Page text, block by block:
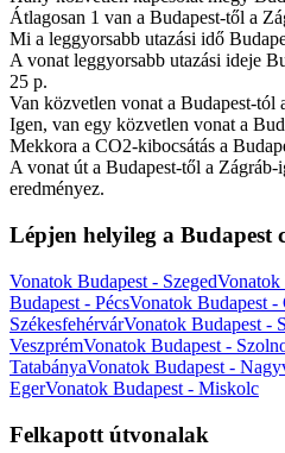
Átlagosan 1 van a Budapest-től a
Mi a leggyorsabb utazási idő
A vonat leggyorsabb utazási ideje
25 p.
Van közvetlen vonat a Budapest-tól
Igen, van egy közvetlen vonat a
Mekkora a CO2-kibocsátás a
A vonat út a Budapest-től a
eredményez.
Lépjen helyileg a Budapest
Vonatok Budapest - SzegedVonatok
Budapest - PécsVonatok Budapest -
SzékesfehérvárVonatok Budapest -
VeszprémVonatok Budapest -
TatabányaVonatok Budapest -
EgerVonatok Budapest - Miskolc
Felkapott útvonalak